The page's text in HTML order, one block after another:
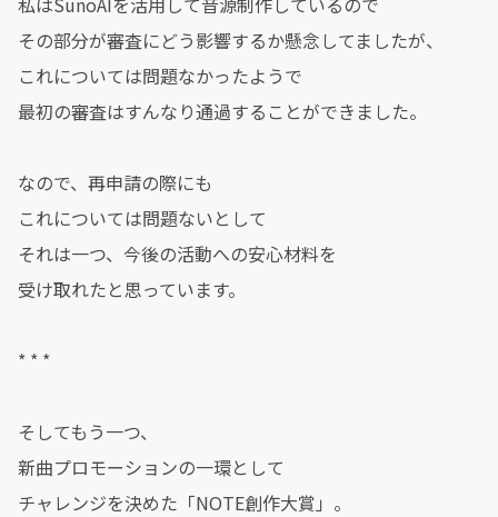
その部分が審査にどう影響するか懸念してましたが、
これについては問題なかったようで
最初の審査はすんなり通過することができました。
なので、再申請の際にも
これについては問題ないとして
それは一つ、今後の活動への安心材料を
受け取れたと思っています。
* * *
そしてもう一つ、
新曲プロモーションの一環として
チャレンジを決めた「NOTE創作大賞」。